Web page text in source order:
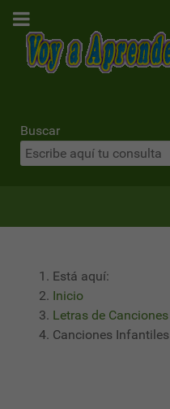
Buscar
Está aquí:
Inicio
Letras de Canciones
Canciones Infantiles